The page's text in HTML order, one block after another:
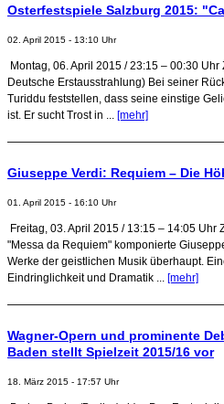
Osterfestspiele Salzburg 2015:
02. April 2015 - 13:10 Uhr
Montag, 06. April 2015 / 23:15 – 00:30 Uhr
Deutsche Erstausstrahlung) Bei seiner
Turiddu feststellen, dass seine einstige
ist. Er sucht Trost in ... [mehr]
Giuseppe Verdi: Requiem – Die
01. April 2015 - 16:10 Uhr
Freitag, 03. April 2015 / 13:15 – 14:05 Uhr
"Messa da Requiem" komponierte
Werke der geistlichen Musik überhaupt.
Eindringlichkeit und Dramatik ... [mehr]
Wagner-Opern und prominente
Baden stellt Spielzeit 2015/16 vor
18. März 2015 - 17:57 Uhr